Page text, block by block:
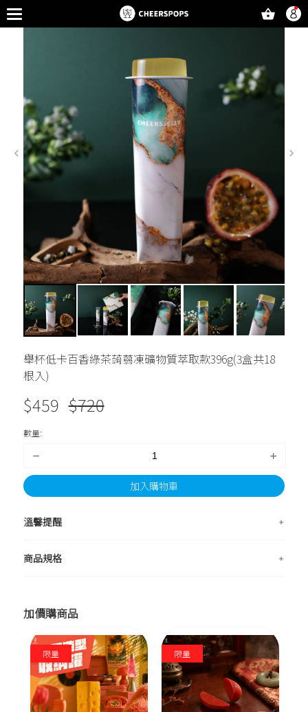
舉杯低卡百香綠茶蒟蒻凍礦物質萃取款396g(3盒共18
根入)
$459 $720
數量:
加入購物車
溫馨提醒
商品規格
加價購商品
限量 限量